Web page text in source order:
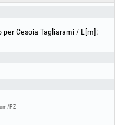
per Cesoia Tagliarami / L[m]:
cm/PZ